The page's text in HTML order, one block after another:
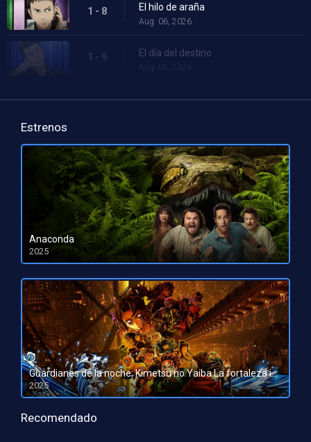
1 - 8 El hilo de araña
Aug. 06, 2026
1 - 9 El día del destino
Aug. 06, 2026
Estrenos
Anaconda
2025
HD 1080pHD 720p
Guardianes de la noche: Kimetsu no Yaiba La fortaleza infinita
2025
HD 1080pHD 720p
Recomendado